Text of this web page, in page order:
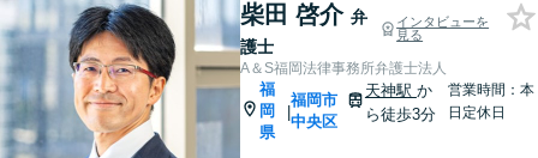
柴田 啓介 弁
護士
インタビューを
見る
A＆S福岡法律事務所弁護士法人
福
岡
県
|
福岡市
中央区
天神駅 か
ら徒歩3分
営業時間：本
日定休日